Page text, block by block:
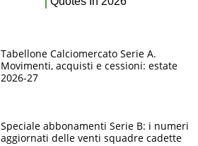
Tabellone Calciomercato Serie A.
Movimenti, acquisti e cessioni: estate
2026-27
Speciale abbonamenti Serie B: i numeri
aggiornati delle venti squadre cadette